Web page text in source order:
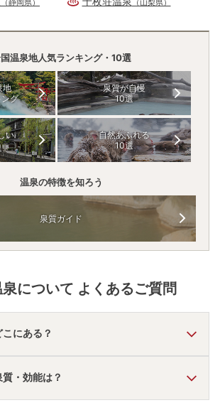
（静岡県） （山梨県）
温泉地人気ランキング・10選
地
グ
泉質が自慢
10選
い
自然あふれる
10選
温泉の特徴を知ろう
泉質ガイド
について よくあるご質問
にある？
静岡県富士宮市上稲子
、新清水ICから車で約25分。
は、身延線稲子駅からタクシーで約10
・効能は？